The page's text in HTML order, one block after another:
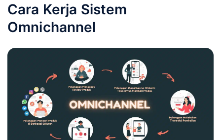
Cara Kerja Sistem
Omnichannel